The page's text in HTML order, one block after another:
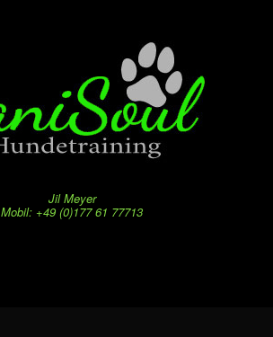
Jil Meyer
Mobil: +49 (0)177 61 77713